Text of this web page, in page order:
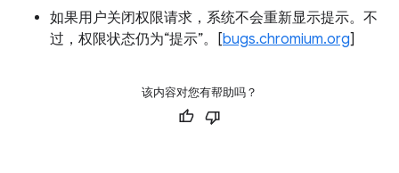
如果用户关闭权限请求，系统不会重新显示提示。不
过，权限状态仍为“提示”。[bugs.chromium.org]
该内容对您有帮助吗？